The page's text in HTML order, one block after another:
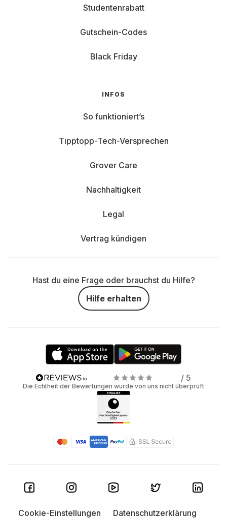
Studentenrabatt
Gutschein-Codes
Black Friday
INFOS
So funktioniert’s
Tipptopp-Tech-Versprechen
Grover Care
Nachhaltigkeit
Legal
Vertrag kündigen
Hast du eine Frage oder brauchst du Hilfe?
Hilfe erhalten
/ 5
Die Echtheit der Bewertungen wurde von uns nicht überprüft
Cookie-Einstellungen Datenschutzerklärung